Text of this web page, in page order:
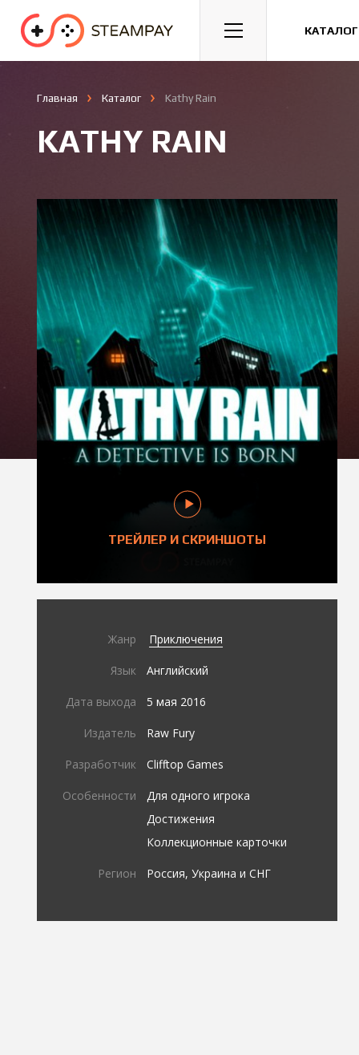
Спорт Гонки Казуальные
Главная Каталог Kathy Rain
KATHY RAIN
ТРЕЙЛЕР И СКРИНШОТЫ
Жанр Приключения
Язык Английский
Дата выхода 5 мая 2016
Издатель Raw Fury
Разработчик Clifftop Games
Особенности
Для одного игрока
Достижения
Коллекционные карточки
Регион Россия, Украина и СНГ